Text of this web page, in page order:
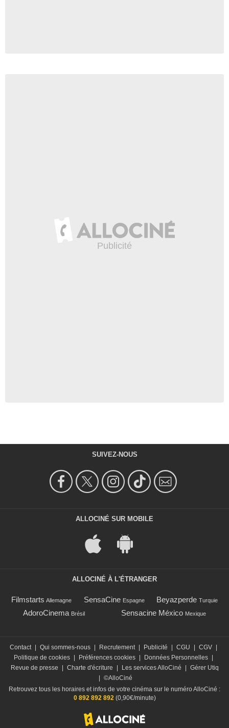
SUIVEZ-NOUS
ALLOCINÉ SUR MOBILE
ALLOCINÉ À L'ÉTRANGER
Filmstarts Allemagne SensaCine Espagne Beyazperde Turquie
AdoroCinema Brésil Sensacine México Mexique
Contact Qui sommes-nous Recrutement Publicité CGU CGV
Politique de cookies
Préférences cookies Données Personnelles
Revue de presse
Charte d'écriture Les services AlloCiné
Gérer Utiq
©AlloCiné
Retrouvez tous les horaires et infos de votre cinéma sur le numéro AlloCiné :
0 892 892 892(0,90€/minute)